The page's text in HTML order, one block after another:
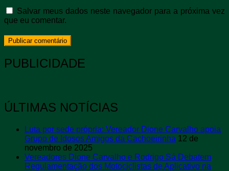
Salvar meus dados neste navegador para a próxima vez
que eu comentar.
PUBLICIDADE
ÚLTIMAS NOTÍCIAS
Luta por sede própria: Vereador Dione Carvalho apoia
Grupo de Idosos Amigos da Cachoeirinha 12 de
novembro de 2025
Vereadores Dione Carvalho e Rodrigo Sá Debatem
Regulamentação dos Motociclistas de Aplicativo na